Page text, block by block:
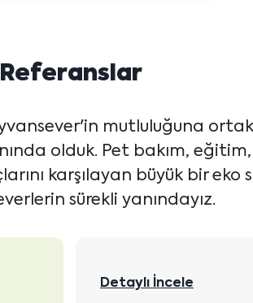
Referanslar
mutluluğuna
olduk. Pet bakım,
karşılayan büyük bir eko
sürekli yanındayız.
Detaylı İncele